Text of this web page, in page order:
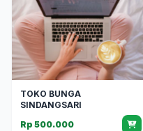
TOKO BUNGA
SINDANGSARI
Rp 500.000